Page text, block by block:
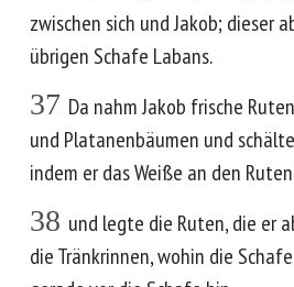
zwischen sich und Jakob; dieser
übrigen Schafe Labans.
37 Da nahm Jakob frische
und Platanenbäumen und
indem er das Weiße an den
38 und legte die Ruten, die er
die Tränkrinnen, wohin die